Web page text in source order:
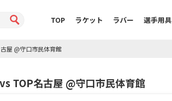
TOP ラケット ラバー 選手用具
屋 @守口市民体育館
TOP名古屋 @守口市民体育館